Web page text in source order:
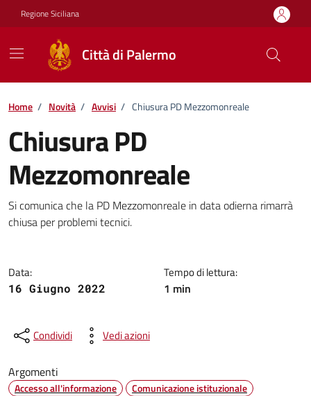
Vai ai contenuti
Vai al footer
Regione Siciliana
Città di Palermo
Home / Novità / Avvisi / Chiusura PD Mezzomonreale
Chiusura PD
Mezzomonreale
Dettagli della notizia
Si comunica che la PD Mezzomonreale in data odierna rimarrà
chiusa per problemi tecnici.
Data:
16 Giugno 2022
Tempo di lettura:
1 min
Condividi Vedi azioni
Argomenti
Accesso all'informazione Comunicazione istituzionale